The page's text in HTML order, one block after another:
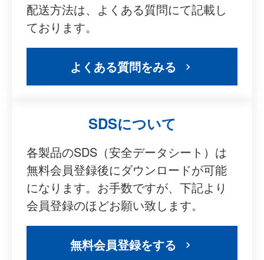
配送方法は、よくある質問にて記載し
ております。
よくある質問をみる
SDSについて
各製品のSDS（安全データシート）は
無料会員登録後にダウンロードが可能
になります。お手数ですが、下記より
会員登録のほどお願い致します。
無料会員登録をする